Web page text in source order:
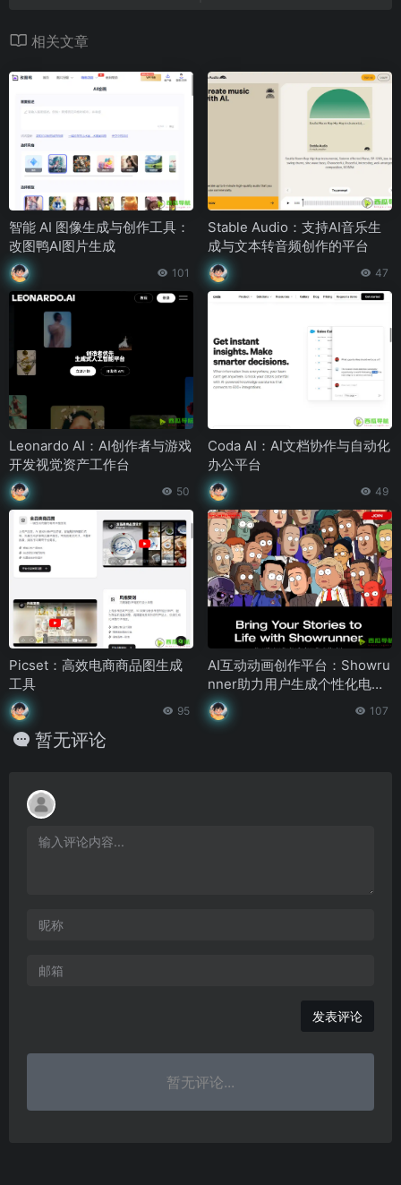
相关文章
智能 AI 图像生成与创作工具：
改图鸭AI图片生成
101
Stable Audio：支持AI音乐生
成与文本转音频创作的平台
47
Leonardo AI：AI创作者与游戏
开发视觉资产工作台
50
Coda AI：AI文档协作与自动化
办公平台
49
Picset：高效电商商品图生成
工具
95
AI互动动画创作平台：Showru
nner助力用户生成个性化电视
剧集
107
暂无评论
发表评论
暂无评论...